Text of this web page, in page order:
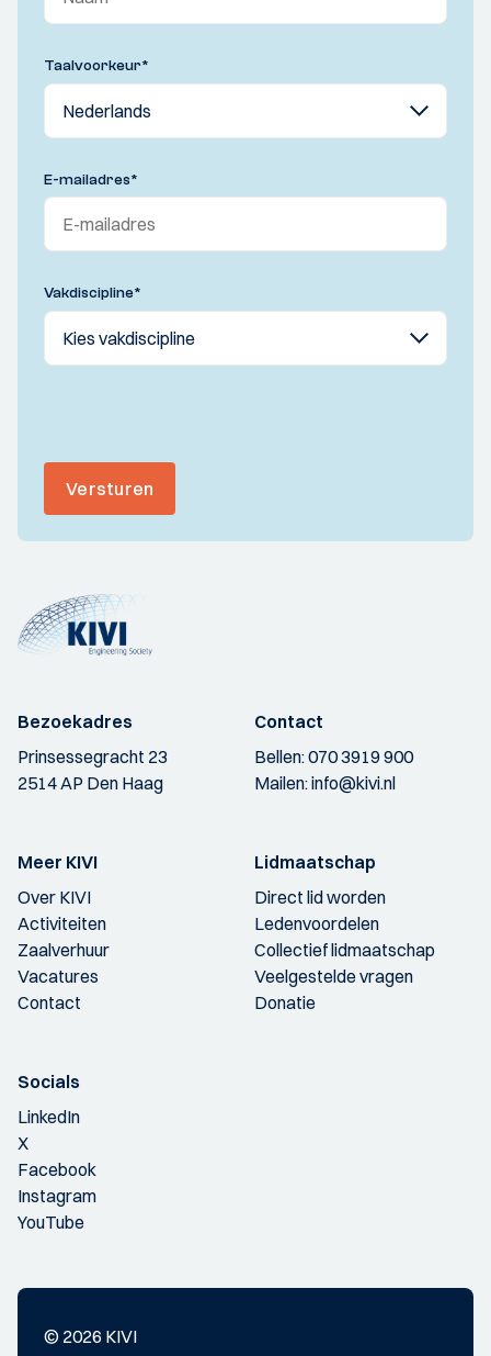
Taalvoorkeur*
E-mailadres*
Vakdiscipline*
Versturen
Bezoekadres
Prinsessegracht 23
2514 AP Den Haag
Contact
Bellen:070 3919 900
Mailen:info@kivi.nl
Meer KIVI
Over KIVI
Activiteiten
Zaalverhuur
Vacatures
Contact
Lidmaatschap
Direct lid worden
Ledenvoordelen
Collectief lidmaatschap
Veelgestelde vragen
Donatie
Socials
LinkedIn
X
Facebook
Instagram
YouTube
© 2026 KIVI